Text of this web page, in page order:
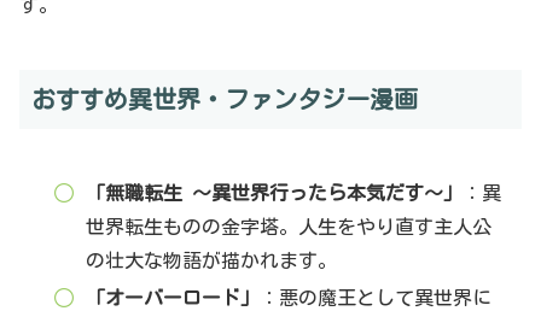
す。
おすすめ異世界・ファンタジー漫画
「無職転生 ～異世界行ったら本気だす～」
：異
世界転生ものの金字塔。人生をやり直す主人公
の壮大な物語が描かれます。
「オーバーロード」
：悪の魔王として異世界に